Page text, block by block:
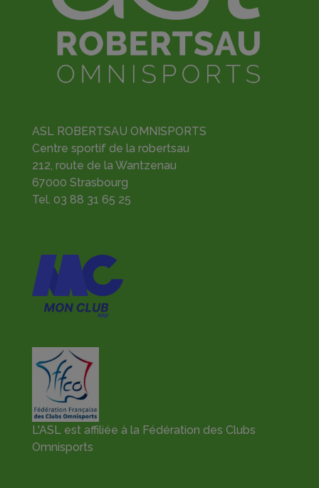
ASL ROBERTSAU OMNISPORTS
Centre sportif de la robertsau
212, route de la Wantzenau
67000 Strasbourg
Tel. 03 88 31 65 25
L'ASL est affiliée à la Fédération des Clubs
Omnisports